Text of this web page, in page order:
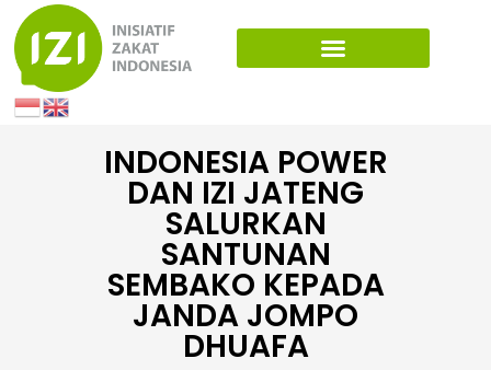
INDONESIA POWER
DAN IZI JATENG
SALURKAN
SANTUNAN
SEMBAKO KEPADA
JANDA JOMPO
DHUAFA